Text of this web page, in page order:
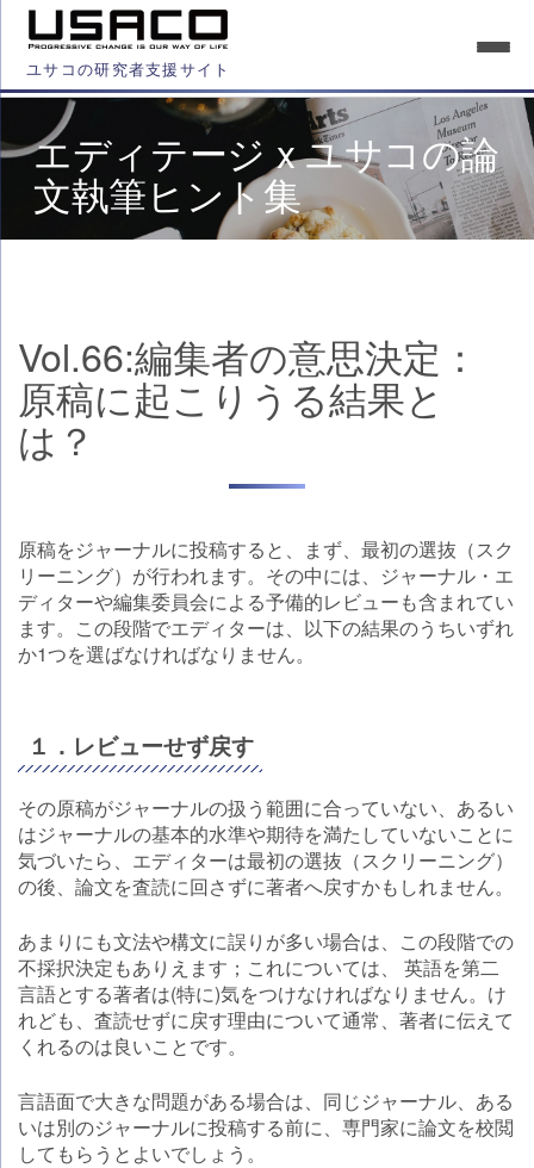
ユサコの研究者支援サイト
エディテージ x ユサコの論
文執筆ヒント集
Vol.66:編集者の意思決定：
原稿に起こりうる結果と
は？
原稿をジャーナルに投稿すると、まず、最初の選抜（スク
リーニング）が行われます。その中には、ジャーナル・エ
ディターや編集委員会による予備的レビューも含まれてい
ます。この段階でエディターは、以下の結果のうちいずれ
か1つを選ばなければなりません。
１．レビューせず戻す
その原稿がジャーナルの扱う範囲に合っていない、あるい
はジャーナルの基本的水準や期待を満たしていないことに
気づいたら、エディターは最初の選抜（スクリーニング）
の後、論文を査読に回さずに著者へ戻すかもしれません。
あまりにも文法や構文に誤りが多い場合は、この段階での
不採択決定もありえます；これについては、 英語を第二
言語とする著者は(特に)気をつけなければなりません。け
れども、査読せずに戻す理由について通常、著者に伝えて
くれるのは良いことです。
言語面で大きな問題がある場合は、同じジャーナル、ある
いは別のジャーナルに投稿する前に、専門家に論文を校閲
してもらうとよいでしょう。